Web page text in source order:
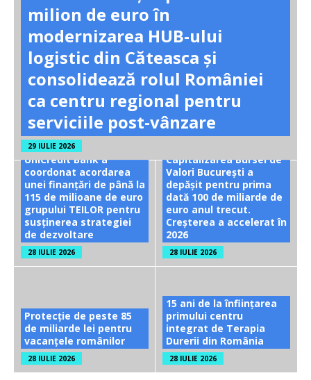
milion de euro în
modernizarea HUB-ului
logistic din Căteasca și
consolidează rolul României
ca centru regional pentru
serviciile post-vânzare
29 IULIE 2026
UniCredit Bank a
coordonat acordarea
unei finanțări de până la
115 de milioane de euro
grupului TEILOR pentru
susținerea strategiei
de dezvoltare
28 IULIE 2026
Capitalizarea Bursei de
Valori București a
depășit pentru prima
dată 100 de miliarde de
euro anul trecut.
Creșterea a accelerat în
2026
28 IULIE 2026
Protecție de peste 85
de miliarde lei pentru
vacanțele românilor
28 IULIE 2026
15 ani de la înființarea
primului centru
integrat de Terapia
Durerii din România
28 IULIE 2026